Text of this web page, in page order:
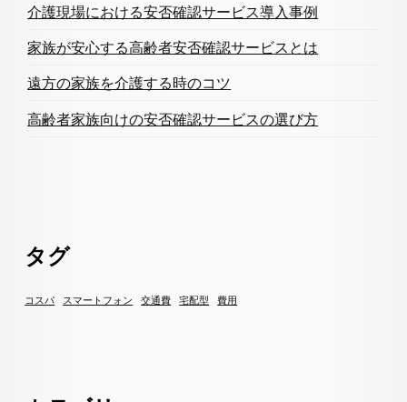
介護現場における安否確認サービス導入事例
家族が安心する高齢者安否確認サービスとは
遠方の家族を介護する時のコツ
高齢者家族向けの安否確認サービスの選び方
タグ
コスパ スマートフォン 交通費 宅配型 費用